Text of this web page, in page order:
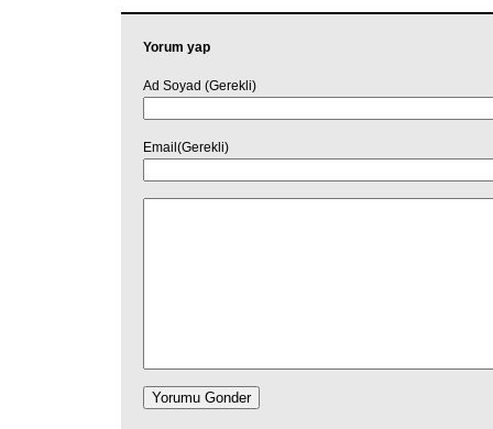
Yorum yap
Ad Soyad (Gerekli)
Email(Gerekli)